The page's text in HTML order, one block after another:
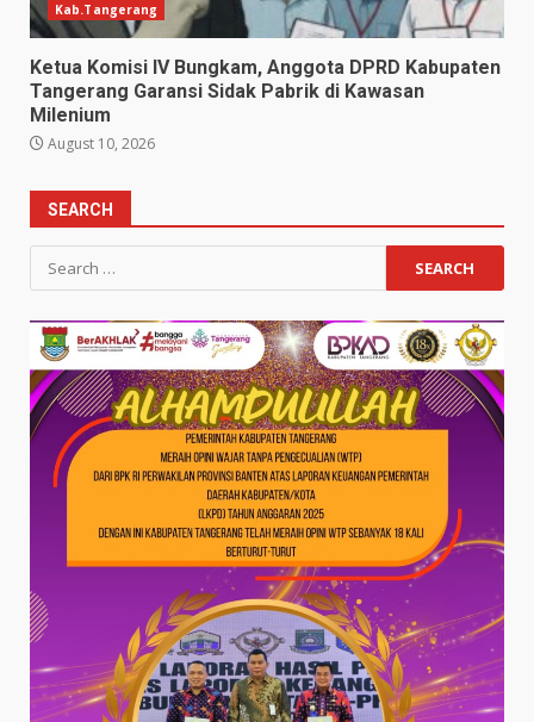
Kab.Tangerang
Ketua Komisi IV Bungkam, Anggota DPRD Kabupaten
Tangerang Garansi Sidak Pabrik di Kawasan
Milenium
August 10, 2026
SEARCH
Search
for: